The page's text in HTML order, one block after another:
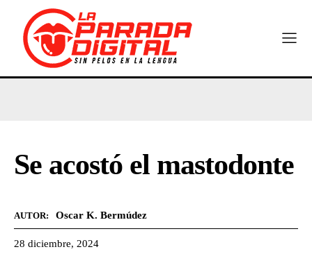
Se acostó el mastodonte
AUTOR: Oscar K. Bermúdez
28 diciembre, 2024